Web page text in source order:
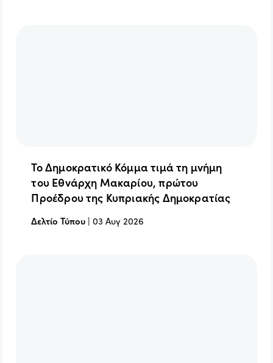
Το Δημοκρατικό Κόμμα τιμά τη μνήμη
του Εθνάρχη Μακαρίου, πρώτου
Προέδρου της Κυπριακής Δημοκρατίας
Δελτίο Τύπου |03 Αυγ 2026